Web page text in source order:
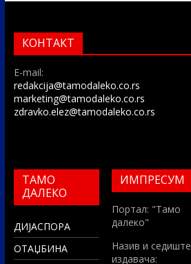
КОНТАКТ
E-mail:
redakcija@tamodaleko.co.rs
marketing@tamodaleko.co.rs
zdravko.elez@tamodaleko.co.rs
ТАМО
ДАЛЕКО
ДИЈАСПОРА
ОТАЏБИНА
ИМПРЕСУМ
Портал: "Тамо
далеко"
Назив и седиште
издавача: